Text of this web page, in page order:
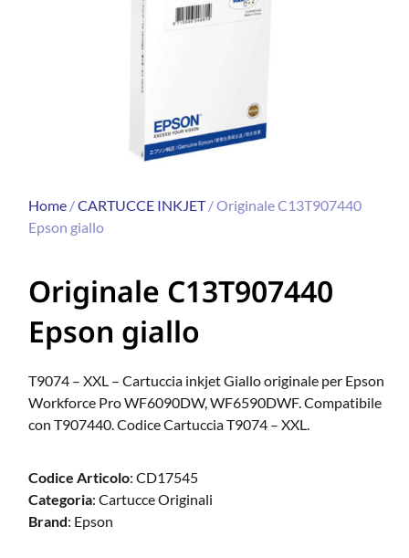
Home /CARTUCCE INKJET/ Originale C13T907440
Epson giallo
Originale C13T907440
Epson giallo
T9074 – XXL – Cartuccia inkjet Giallo originale per Epson
Workforce Pro WF6090DW, WF6590DWF. Compatibile
con T907440. Codice Cartuccia T9074 – XXL.
Codice Articolo: CD17545
Categoria: Cartucce Originali
Brand: Epson